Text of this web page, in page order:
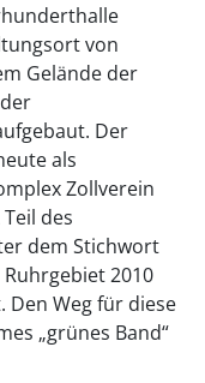
von
Gelände der
Der
als
Zollverein
des
dem Stichwort
2010
Weg für diese
„grünes Band“